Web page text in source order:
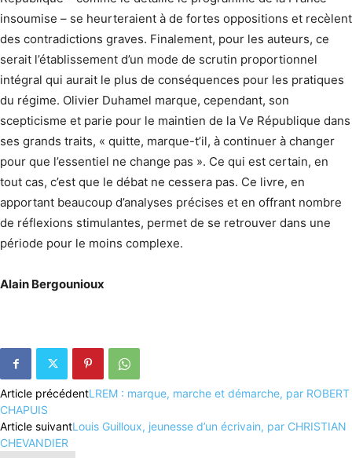
insoumise – se heurteraient à de fortes oppositions et recèlent
des contradictions graves. Finalement, pour les auteurs, ce
serait l’établissement d’un mode de scrutin proportionnel
intégral qui aurait le plus de conséquences pour les pratiques
du régime. Olivier Duhamel marque, cependant, son
scepticisme et parie pour le maintien de la Ve République dans
ses grands traits, « quitte, marque-t’il, à continuer à changer
pour que l’essentiel ne change pas ». Ce qui est certain, en
tout cas, c’est que le débat ne cessera pas. Ce livre, en
apportant beaucoup d’analyses précises et en offrant nombre
de réflexions stimulantes, permet de se retrouver dans une
période pour le moins complexe.
Alain Bergounioux
Article précédentLREM : marque, marche et démarche, par ROBERT
CHAPUIS
Article suivantLouis Guilloux, jeunesse d’un écrivain, par CHRISTIAN
CHEVANDIER